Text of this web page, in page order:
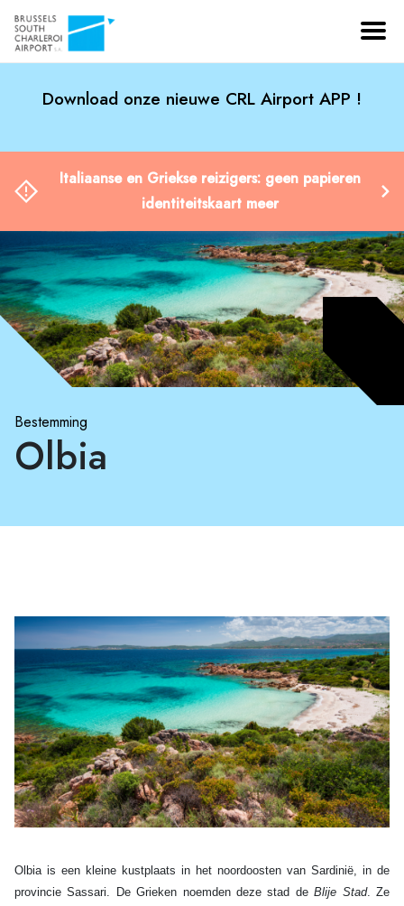
Download onze nieuwe CRL Airport APP !
Italiaanse en Griekse reizigers: geen papieren
identiteitskaart meer
Bestemming
Olbia
Olbia is een kleine kustplaats in het noordoosten van Sardinië, in de
provincie Sassari. De Grieken noemden deze stad deBlije Stad. Ze